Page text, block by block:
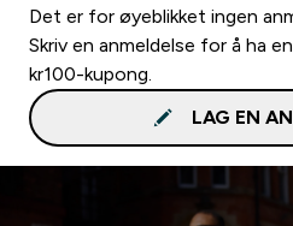
Det er for øyeblikket ingen
Skriv en anmeldelse for å ha
kr100-kupong.
LAG EN